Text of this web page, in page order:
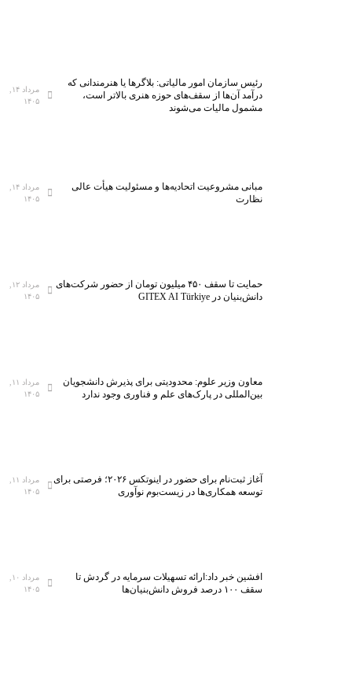
رئیس سازمان امور مالیاتی: بلاگر‌ها یا هنرمندانی که
درآمد آن‌ها از سقف‌های حوزه هنری بالاتر است،
مشمول مالیات می‌شوند
۱۴۰۵
مبانی مشروعیت اتحادیه‌ها و مسئولیت هیأت عالی
نظارت
۱۴۰۵
حمایت تا سقف ۴۵۰ میلیون تومان از حضور شرکت‌های
دانش‌بنیان در GITEX AI Türkiye
۱۴۰۵
معاون وزیر علوم: محدودیتی برای پذیرش دانشجویان
بین‌المللی در پارک‌های علم و فناوری وجود ندارد
۱۴۰۵
آغاز ثبت‌نام برای حضور در اینوتکس ۲۰۲۶؛ فرصتی برای
توسعه همکاری‌ها در زیست‌بوم نوآوری
۱۴۰۵
افشین خبر داد:ارائه تسهیلات سرمایه در گردش تا
سقف ۱۰۰ درصد فروش دانش‌بنیان‌ها
۱۴۰۵